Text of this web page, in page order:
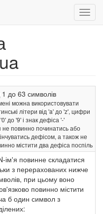
1 до 63 символів
можна використовувати
літери від 'a' до 'z', цифри
'0' до '9' і знак дефіса '-'
не повинно починатись або
дефісом, а також не
містити два дефіса поспіль
ім'я повинне складатися
з перерахованих нижче
при цьому воно
повинно містити
б один символ з